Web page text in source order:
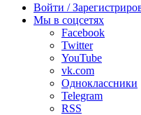
радио
Войти /
Мы в соцсетях
Facebook
Twitter
YouTube
vk.com
Одноклассники
Telegram
RSS